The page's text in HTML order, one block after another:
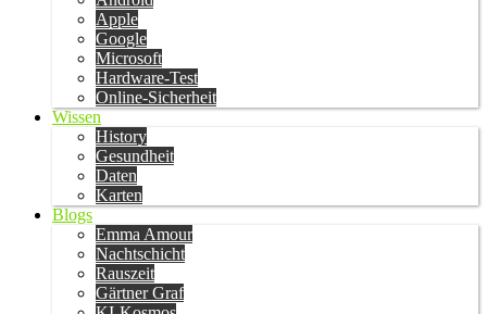
Apple
Google
Microsoft
Hardware-Test
Online-Sicherheit
Wissen
History
Gesundheit
Daten
Karten
Blogs
Emma Amour
Nachtschicht
Rauszeit
Gärtner Graf